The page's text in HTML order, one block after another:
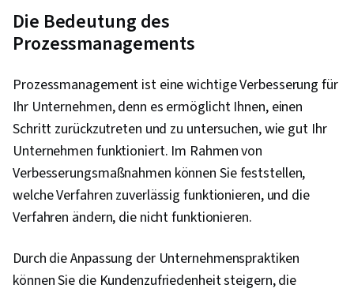
Software-Prüfung, Befehlszeilenschnittstelle,
Shell-Skript, Unix-Shell, Skriptsprachen, Linux,
Unix-Befehle, Google Gemini, Schnelles
Engineering, Branding, Interviewing-
Fähigkeiten, KI-Kenntnisse, Generative KI,
Prompt Engineering Tools, Berufliche
Entwicklung, Git (Versionskontrollsystem),
GitHub, Kontinuierliche Integration, Code-
Überprüfung, Software-Versionierung,
Kollaborative Software, Installation der
Leistungsoptimierung, Speicherverwaltung,
Problem-Management, Kapazitätsmanagement,
Die Bedeutung des
Prozessmanagements
Prozessmanagement ist eine wichtige Verbesserung für
Ihr Unternehmen, denn es ermöglicht Ihnen, einen
Schritt zurückzutreten und zu untersuchen, wie gut Ihr
Unternehmen funktioniert. Im Rahmen von
Verbesserungsmaßnahmen können Sie feststellen,
welche Verfahren zuverlässig funktionieren, und die
Verfahren ändern, die nicht funktionieren.
Durch die Anpassung der Unternehmenspraktiken
können Sie die Kundenzufriedenheit steigern, die